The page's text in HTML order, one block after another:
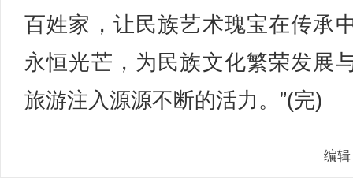
百姓家，让民族艺术瑰宝在传承
永恒光芒，为民族文化繁荣发展
旅游注入源源不断的活力。”(完)
编